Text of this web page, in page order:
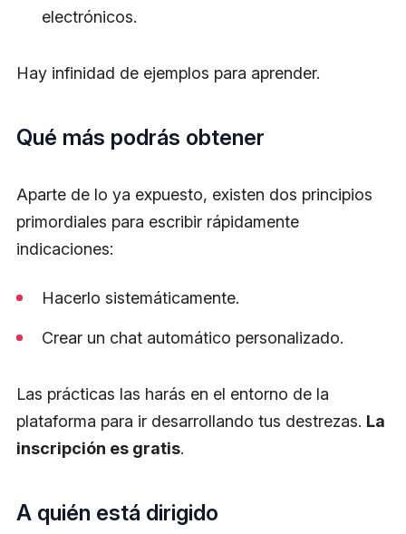
electrónicos.
Hay infinidad de ejemplos para aprender.
Qué más podrás obtener
Aparte de lo ya expuesto, existen dos principios
primordiales para escribir rápidamente
indicaciones:
Hacerlo sistemáticamente.
Crear un chat automático personalizado.
Las prácticas las harás en el entorno de la
plataforma para ir desarrollando tus destrezas. La
inscripción es gratis.
A quién está dirigido